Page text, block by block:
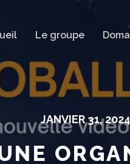
Le groupe
JANVIER 31, 2024